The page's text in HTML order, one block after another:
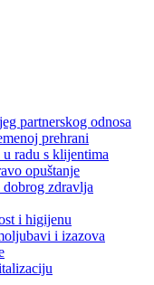
partnerskog odnosa
prehrani
radu s klijentima
opuštanje
zdravlja
i higijenu
i izazova